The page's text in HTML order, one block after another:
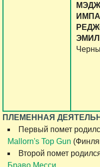
ПЛЕМЕННАЯ
Первый помет
Mallorn's Top Gun
Второй помет
Браво Месси